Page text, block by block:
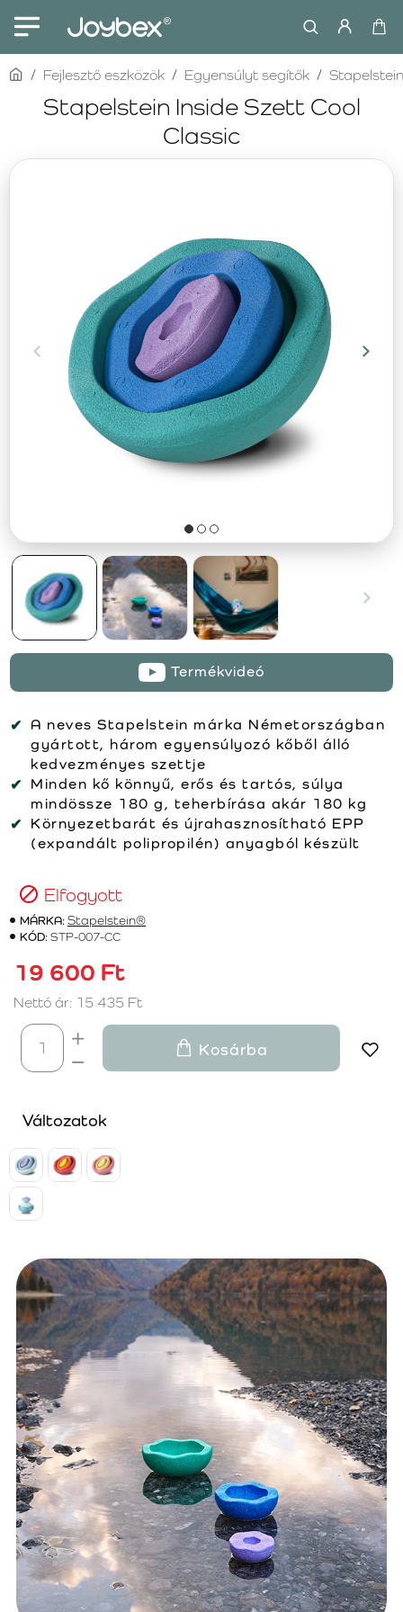
Stapelstein Inside Szett Cool
Classic
homeFejlesztő eszközök Egyensúlyt segítők Stapelstein
Termékvideó
A neves Stapelstein márka Németországban
gyártott, három egyensúlyozó kőből álló
kedvezményes szettje
Minden kő könnyű, erős és tartós, súlya
mindössze 180 g, teherbírása akár 180 kg
Környezetbarát és újrahasznosítható EPP
(expandált polipropilén) anyagból készült
Elfogyott
MÁRKA:Stapelstein®
KÓD:STP-007-CC
19 600 Ft
Nettó ár: 15 435 Ft
Kosárba
Változatok